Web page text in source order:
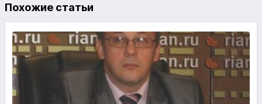
Похожие статьи